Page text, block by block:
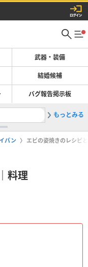
武器・装備
結婚候補
バグ報告掲示板
2バジリ
もっとみる
パン エビの姿焼きのレシピ
料理